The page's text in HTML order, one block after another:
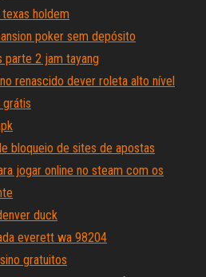
holdem
poker sem depósito
parte 2 jam tayang
renascido dever roleta alto nível
bloqueio de sites de apostas
jogar online no steam com os
duck
everett wa 98204
gratuitos